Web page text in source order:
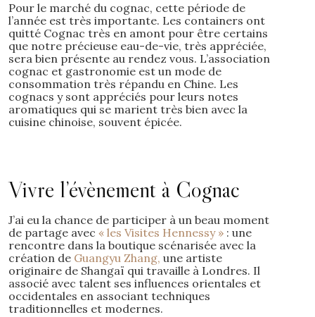
Pour le marché du cognac, cette période de
l’année est très importante. Les containers ont
quitté Cognac très en amont pour être certains
que notre précieuse eau-de-vie, très appréciée,
sera bien présente au rendez vous. L’association
cognac et gastronomie est un mode de
consommation très répandu en Chine. Les
cognacs y sont appréciés pour leurs notes
aromatiques qui se marient très bien avec la
cuisine chinoise, souvent épicée.
Vivre l’évènement à Cognac
J’ai eu la chance de participer à un beau moment
de partage avec« les Visites Hennessy » : une
rencontre dans la boutique scénarisée avec la
création de Guangyu Zhang, une artiste
originaire de Shangaï qui travaille à Londres. Il
associé avec talent ses influences orientales et
occidentales en associant techniques
traditionnelles et modernes.